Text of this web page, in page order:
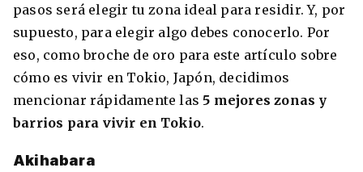
pasos será elegir tu zona ideal para residir. Y, por
supuesto, para elegir algo debes conocerlo. Por
eso, como broche de oro para este artículo sobre
cómo es vivir en Tokio, Japón, decidimos
mencionar rápidamente las 5 mejores zonas y
barrios para vivir en Tokio.
Akihabara